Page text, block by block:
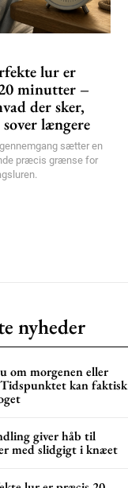
lur er
minutter –
der sker,
længere
sætter en
præcis grænse for
nyheder
om morgenen eller
kan faktisk
giver håb til
med slidgigt i knæet